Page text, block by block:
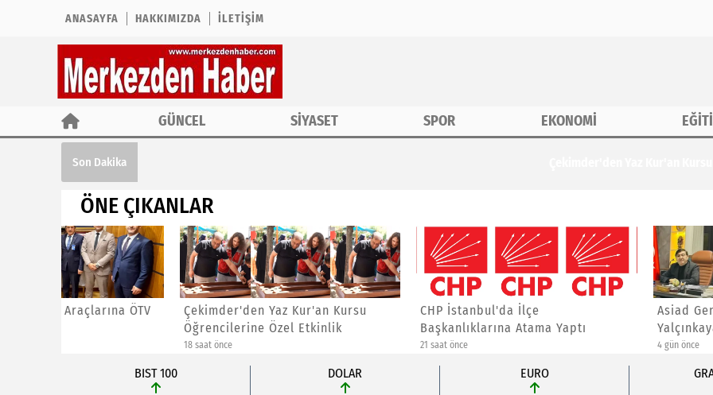
ANASAYFA HAKKIMIZDA İLETIŞIM
GÜNCEL SİYASET SPOR EKONOMİ
Son Dakika
ÖNE ÇIKANLAR
Çekimder'den Yaz Kur'an Kursu
Öğrencilerine Özel Etkinlik
CHP İstanbul'da İlçe
Başkanlıklarına Atama Yaptı
Asiad Genel Başkanı Yücel
Yalçınkaya'ya Yeni Görev
BIST 100
DOLAR
EURO